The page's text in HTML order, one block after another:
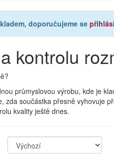
doporučujeme se
kontrolu
průmyslovou výrobu, kde je
součástka přesně vyhovuje
kvality ještě dnes.